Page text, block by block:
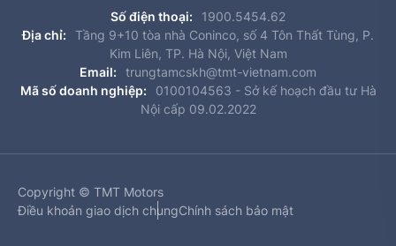
Số điện thoại:
1900.5454.62
Địa chỉ:
Tầng 9+10 tòa nhà Coninco, số 4 Tôn Thất Tùng, P.
Kim Liên, TP. Hà Nội, Việt Nam
Email:
trungtamcskh@tmt-vietnam.com
Mã số doanh nghiệp:
0100104563 - Sở kế hoạch đầu tư Hà
Nội cấp 09.02.2022
Copyright © TMT Motors
Điều khoản giao dịch chungChính sách bảo mật